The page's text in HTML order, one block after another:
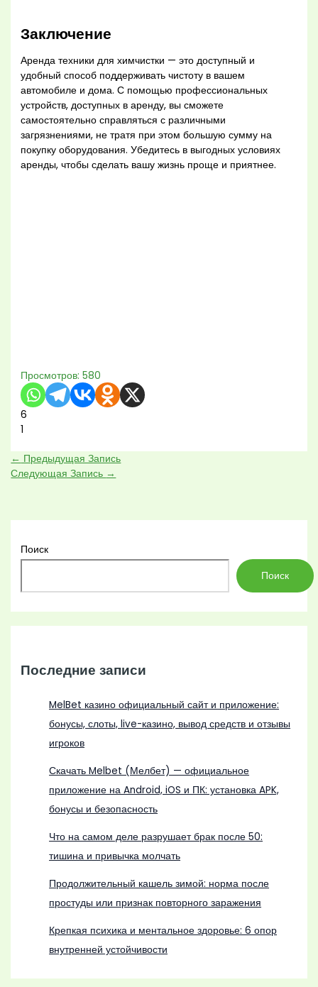
Заключение
Аренда техники для химчистки — это доступный и
удобный способ поддерживать чистоту в вашем
автомобиле и дома. С помощью профессиональных
устройств, доступных в аренду, вы сможете
самостоятельно справляться с различными
загрязнениями, не тратя при этом большую сумму на
покупку оборудования. Убедитесь в выгодных условиях
аренды, чтобы сделать вашу жизнь проще и приятнее.
Просмотров: 580
6
1
← Предыдущая Запись
Следующая Запись →
Поиск
Поиск
Последние записи
MelBet казино официальный сайт и приложение:
бонусы, слоты, live-казино, вывод средств и отзывы
игроков
Скачать Melbet (Мелбет) — официальное
приложение на Android, iOS и ПК: установка APK,
бонусы и безопасность
Что на самом деле разрушает брак после 50:
тишина и привычка молчать
Продолжительный кашель зимой: норма после
простуды или признак повторного заражения
Крепкая психика и ментальное здоровье: 6 опор
внутренней устойчивости